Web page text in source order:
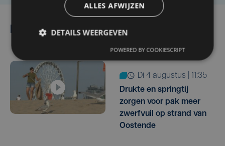
Lees ook
di 4 augustus | 11:35
Drukte en springtij
zorgen voor pak meer
zwerfvuil op strand van
Oostende
ALLES AFWIJZEN
DETAILS WEERGEVEN
POWERED BY COOKIESCRIPT